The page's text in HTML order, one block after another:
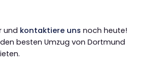
und kontaktiere uns noch heute!
besten Umzug von Dortmund